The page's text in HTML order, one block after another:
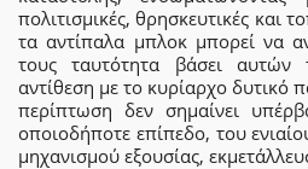
πολιτισμικές, θρησκευτικές και
τα αντίπαλα μπλοκ μπορεί να
τους ταυτότητα βάσει αυτών
αντίθεση με το κυρίαρχο δυτικό
περίπτωση δεν σημαίνει
οποιοδήποτε επίπεδο, του
μηχανισμού εξουσίας,